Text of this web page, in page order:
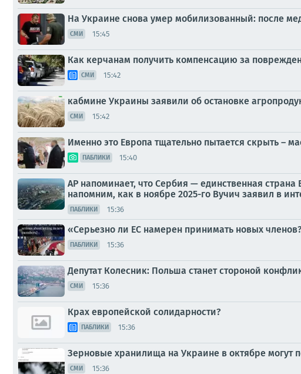
На Украине снова умер мобилизованный: после
СМИ 15:45
Как керчанам получить компенсацию за
СМИ 15:42
кабмине Украины заявили об остановке
СМИ 15:42
Именно это Европа тщательно пытается скрыть –
ПАБЛИКИ 15:40
АР напоминает, что Сербия — единственная
напомним, как в ноябре 2025-го Вучич заявил в
ПАБЛИКИ 15:36
«Серьезно ли ЕС намерен принимать новых
ПАБЛИКИ 15:36
Депутат Колесник: Польша станет стороной
СМИ 15:36
Крах европейской солидарности?
ПАБЛИКИ 15:36
Зерновые хранилища на Украине в октябре могут
СМИ 15:36